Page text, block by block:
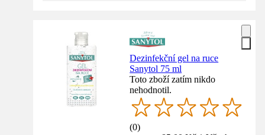
Dezinfekční gel na ruce
Sanytol 75 ml
Toto zboží zatím nikdo
nehodnotil.
(0)